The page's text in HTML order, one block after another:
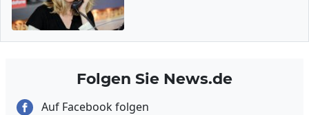
Folgen Sie News.de
Auf Facebook folgen